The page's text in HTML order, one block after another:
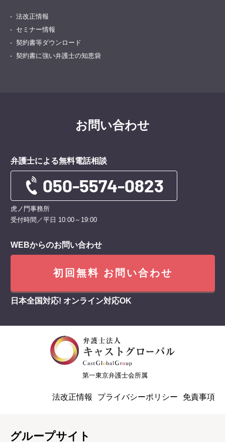
法改正情報
セミナー情報
契約書等ダウンロード
契約書に強い弁護士の知恵袋
お問い合わせ
弁護士による無料電話相談
虎ノ門事務所
受付時間／平日 10:00～19:00
WEBからのお問い合わせ
初回無料 お問い合わせ
日本全国対応! オンライン対応OK
第一東京弁護士会所属
法改正情報 プライバシーポリシー 免責事項
グループサイト